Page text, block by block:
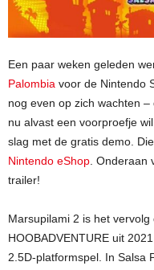
Een paar weken geleden
Palombia voor de Nintendo
nog even op zich wachten
nu alvast een voorproefje
slag met de gratis demo.
Nintendo eShop .
trailer!
Marsupilami 2 is het vervolg
HOOBADVENTURE uit
2.5D-platformspel. In Salsa